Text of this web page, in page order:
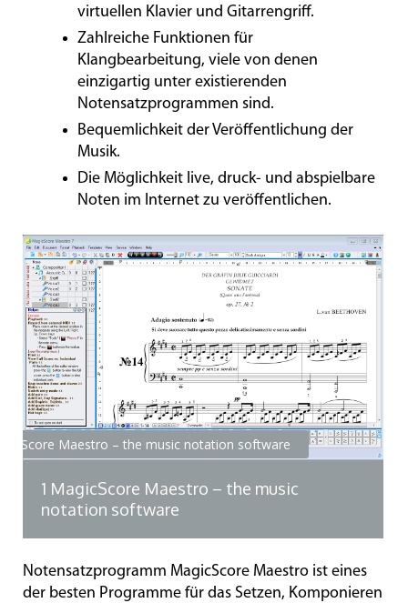
virtuellen Klavier und Gitarrengriff.
Zahlreiche Funktionen für
Klangbearbeitung, viele von denen
einzigartig unter existierenden
Notensatzprogrammen sind.
Bequemlichkeit der Veröffentlichung der
Musik.
Die Möglichkeit live, druck- und abspielbare
Noten im Internet zu veröffentlichen.
Maestro – the music notation software
1 MagicScore Maestro – the music
notation software
Notensatzprogramm MagicScore Maestro ist eines
der besten Programme für das Setzen, Komponieren